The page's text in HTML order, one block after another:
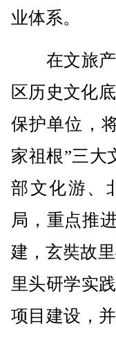
业体系。
在文旅产
区历史文化
保护单位，
家祖根”三大
部文化游、
局，重点推
建，玄奘故
里头研学实
项目建设，